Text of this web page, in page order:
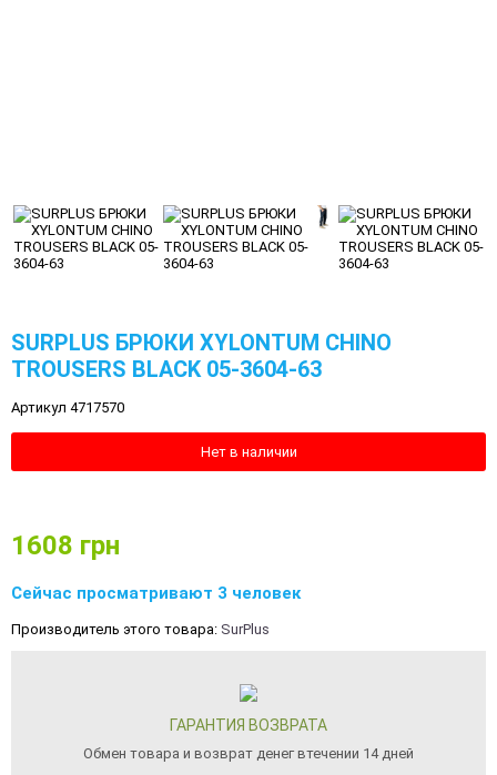
SURPLUS БРЮКИ XYLONTUM CHINO
TROUSERS BLACK 05-3604-63
Артикул 4717570
Нет в наличии
1608 грн
Сейчас просматривают 3 человек
Производитель этого товара: SurPlus
ГАРАНТИЯ ВОЗВРАТА
Обмен товара и возврат денег втечении 14 дней